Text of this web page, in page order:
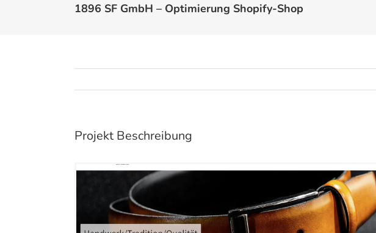
1896 SF GmbH – Optimierung Shopify-Shop
Projekt Beschreibung